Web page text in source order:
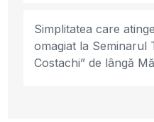
Simplitatea care
omagiat la Seminarul
Costachi” de lângă